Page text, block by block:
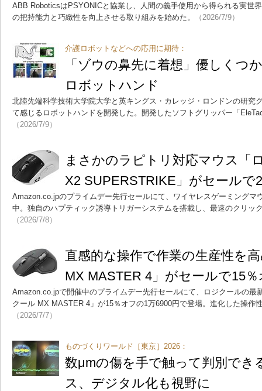
ABB RoboticsはPSYONICと協業し、人間の義手使用から得られる実世
の把持能力と巧緻性を向上させる取り組みを始めた。
（2026/7/9）
介護ロボットなどへの応用に期待：
「ゾウの鼻先に着想」優しくつ
ロボットハンド
北陸先端科学技術大学院大学と英キングス・カレッジ・ロンドンの研究
て感じるロボットハンドを開発した。開発したソフトグリッパー「
（2026/7/9）
まさかのラピトリ対応マウス「
X2 SUPERSTRIKE」がセールで
Amazon.co.jpのプライムデー先行セールにて、ワイヤレスゲーミングマ
中。独自のハプティック誘導トリガーシステムを搭載し、最速のクリッ
（2026/7/8）
直感的な操作で作業の生産性を
MX MASTER 4」がセールで15
Amazon.co.jpで開催中のプライムデー先行セールにて、ロジクールの最
クール MX MASTER 4」が15％オフの1万6900円で登場。進化した操作
（2026/7/7）
ものづくりワールド［東京］2026：
数μmの傷を手で触って判別でき
ス、デジタル化も視野に